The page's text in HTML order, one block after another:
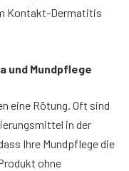
Kontakt-Dermatitis
und Mundpflege
eine Rötung. Oft sind
in der
Ihre Mundpflege die
ohne